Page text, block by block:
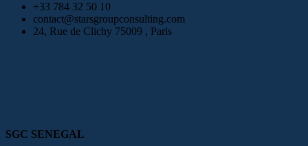
+33 784 32 50 10
contact@starsgroupconsulting.com
24, Rue de Clichy 75009 , Paris
SGC SENEGAL